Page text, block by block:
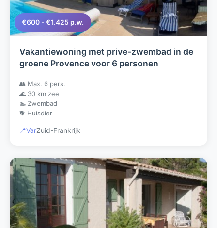
€600 - €1.425 p.w.
Vakantiewoning met prive-zwembad in de
groene Provence voor 6 personen
👥 Max. 6 pers.
🌊 30 km zee
🏊 Zwembad
🐕 Huisdier
📍VarZuid-Frankrijk